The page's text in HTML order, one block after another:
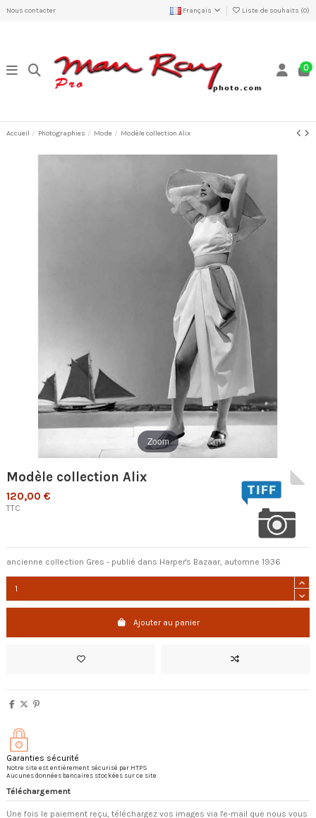
Nous contacter Français Liste de souhaits (0)
0
Accueil Photographies Mode Modèle collection Alix
Zoom
Modèle collection Alix
120,00 €
TTC
ancienne collection Gres - publié dans Harper's Bazaar, automne 1936
Ajouter au panier
Garanties sécurité
Notre site est entièrement sécurisé par HTPS
Aucunes données bancaires stockées sur ce site
Téléchargement
Une fois le paiement reçu, téléchargez vos images via l'e-mail que nous vous